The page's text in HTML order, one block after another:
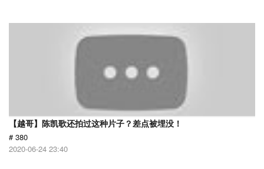
【越哥】陈凯歌还拍过这种片子？差点被埋没！
# 380
2020-06-24 23:40